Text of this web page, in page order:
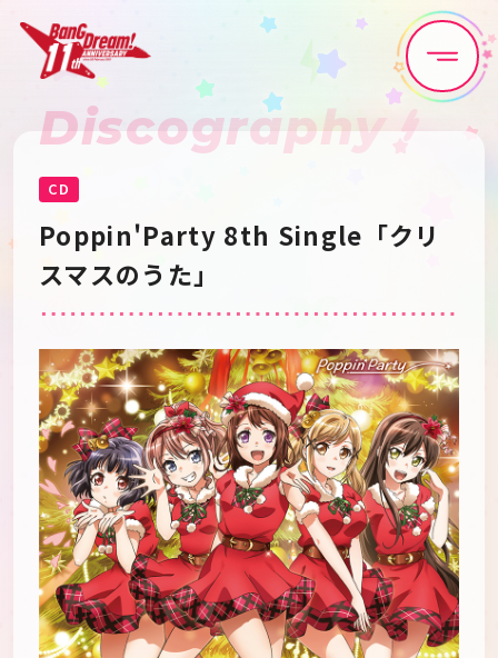
Home News
Live•Event
Artist
Schedule About
Goods
Discography
CD
Poppin'Party 8th Single「クリ
スマスのうた」